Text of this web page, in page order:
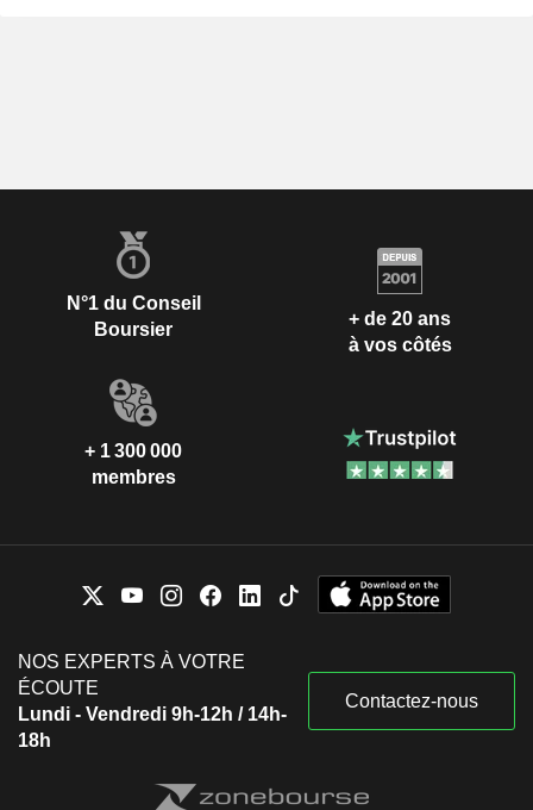
N°1 du Conseil
Boursier
+ de 20 ans
à vos côtés
+ 1 300 000
membres
NOS EXPERTS À VOTRE
ÉCOUTE
Lundi - Vendredi 9h-12h / 14h-
18h
Contactez-nous